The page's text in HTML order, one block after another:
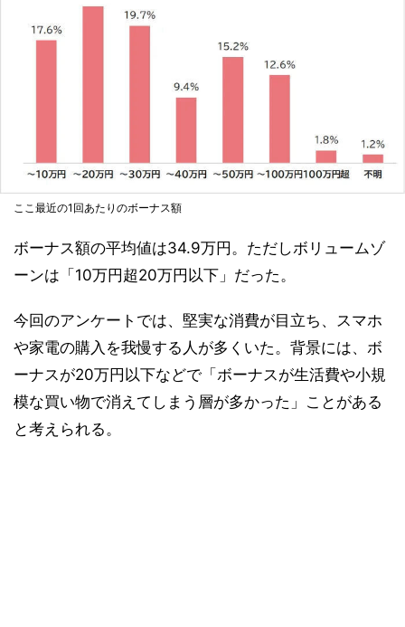
ここ最近の1回あたりのボーナス額
ボーナス額の平均値は34.9万円。ただしボリュームゾ
ーンは「10万円超20万円以下」だった。
今回のアンケートでは、堅実な消費が目立ち、スマホ
や家電の購入を我慢する人が多くいた。背景には、ボ
ーナスが20万円以下などで「ボーナスが生活費や小規
模な買い物で消えてしまう層が多かった」ことがある
と考えられる。